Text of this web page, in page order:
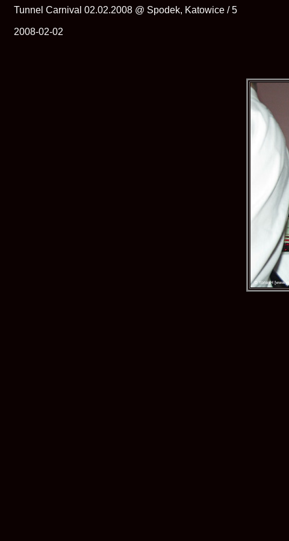
Tunnel Carnival 02.02.2008 @ Spodek, Katowice / 5
2008-02-02